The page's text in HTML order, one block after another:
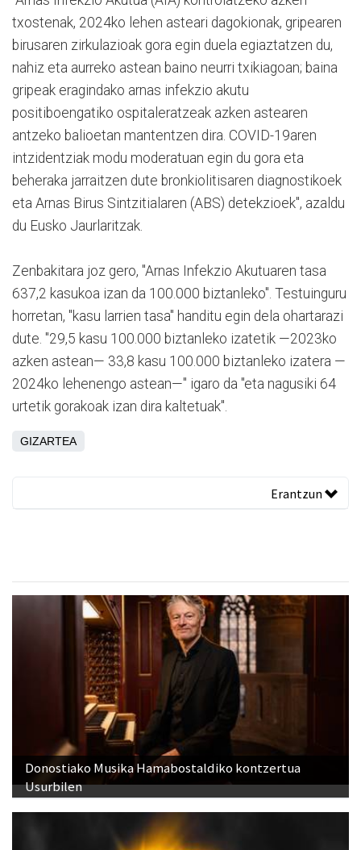
txostenak, 2024ko lehen asteari dagokionak, gripearen
birusaren zirkulazioak gora egin duela egiaztatzen du,
nahiz eta aurreko astean baino neurri txikiagoan; baina
gripeak eragindako arnas infekzio akutu
positiboengatiko ospitaleratzeak azken astearen
antzeko balioetan mantentzen dira. COVID-19aren
intzidentziak modu moderatuan egin du gora eta
beheraka jarraitzen dute bronkiolitisaren diagnostikoek
eta Arnas Birus Sintzitialaren (ABS) detekzioek", azaldu
du Eusko Jaurlaritzak.
Zenbakitara joz gero, "Arnas Infekzio Akutuaren tasa
637,2 kasukoa izan da 100.000 biztanleko". Testuinguru
horretan, "kasu larrien tasa" handitu egin dela ohartarazi
dute. "29,5 kasu 100.000 biztanleko izatetik —2023ko
azken astean— 33,8 kasu 100.000 biztanleko izatera —
2024ko lehenengo astean—" igaro da "eta nagusiki 64
urtetik gorakoak izan dira kaltetuak".
GIZARTEA
Erantzun
Donostiako Musika Hamabostaldiko kontzertua
Usurbilen